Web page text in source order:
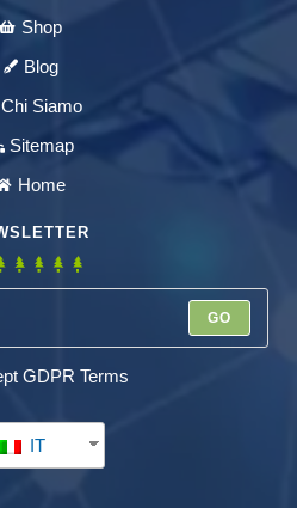
Shop
Blog
Chi Siamo
Sitemap
Home
GO
GDPR Terms
IT